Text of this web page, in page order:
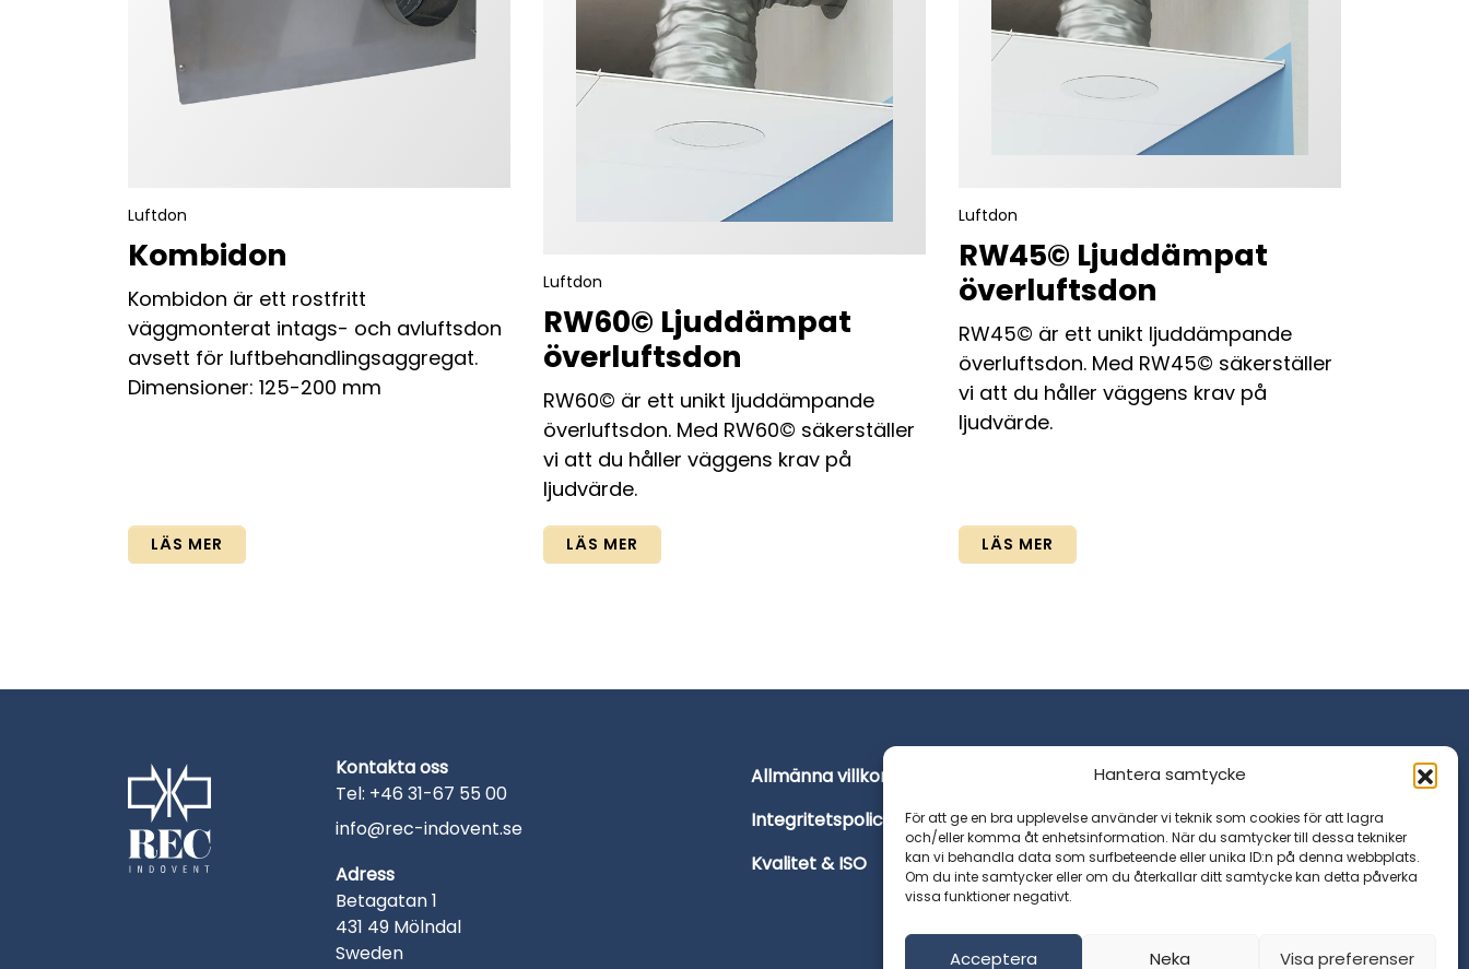
Hantera samtycke
För att ge en bra upplevelse använder vi teknik som cookies för att lagra
och/eller komma åt enhetsinformation. När du samtycker till dessa tekniker
kan vi behandla data som surfbeteende eller unika ID:n på denna webbplats.
Om du inte samtycker eller om du återkallar ditt samtycke kan detta påverka
vissa funktioner negativt.
Acceptera Neka Visa preferenser
Luftdon
Kombidon
Kombidon är ett rostfritt
väggmonterat intags- och avluftsdon
avsett för luftbehandlingsaggregat.
Dimensioner: 125-200 mm
LÄS MER
Luftdon
RW60© Ljuddämpat
överluftsdon
RW60© är ett unikt ljuddämpande
överluftsdon. Med RW60© säkerställer
vi att du håller väggens krav på
ljudvärde.
LÄS MER
Luftdon
RW45© Ljuddämpat
överluftsdon
RW45© är ett unikt ljuddämpande
överluftsdon. Med RW45© säkerställer
vi att du håller väggens krav på
ljudvärde.
LÄS MER
Kontakta oss
Tel: +46 31-67 55 00
info@rec-indovent.se
Adress
Betagatan 1
431 49 Mölndal
Sweden
Allmänna villkor
Integritetspolicy
Kvalitet & ISO